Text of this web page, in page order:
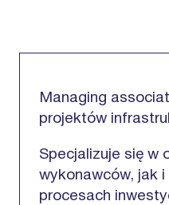
Managing
projektów
Specjalizuje się w
wykonawców, jak
procesach